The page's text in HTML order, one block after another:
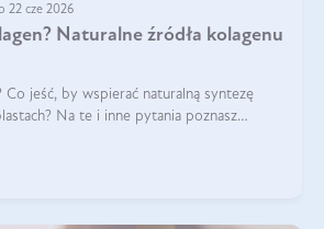
22 cze 2026
Naturalne źródła kolagenu
Co jeść, by wspierać naturalną syntezę
Na te i inne pytania poznasz